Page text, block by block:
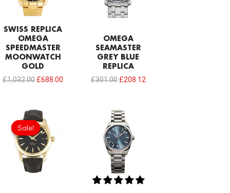
SWISS REPLICA
OMEGA
SPEEDMASTER
MOONWATCH
GOLD
£1,032.00 £688.00
OMEGA
SEAMASTER
GREY BLUE
REPLICA
£301.00 £208.12
Sale!
Sale!
Original
price
was:
£301.00.